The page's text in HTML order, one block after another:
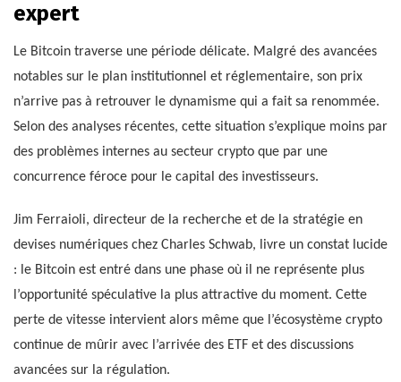
expert
Le Bitcoin traverse une période délicate. Malgré des avancées
notables sur le plan institutionnel et réglementaire, son prix
n’arrive pas à retrouver le dynamisme qui a fait sa renommée.
Selon des analyses récentes, cette situation s’explique moins par
des problèmes internes au secteur crypto que par une
concurrence féroce pour le capital des investisseurs.
Jim Ferraioli, directeur de la recherche et de la stratégie en
devises numériques chez Charles Schwab, livre un constat lucide
: le Bitcoin est entré dans une phase où il ne représente plus
l’opportunité spéculative la plus attractive du moment. Cette
perte de vitesse intervient alors même que l’écosystème crypto
continue de mûrir avec l’arrivée des ETF et des discussions
avancées sur la régulation.